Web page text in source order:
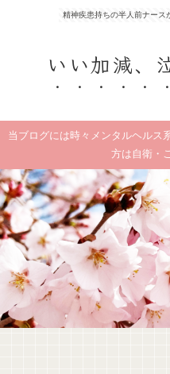
精神疾患持ちの半人前ナース
いい加減、
当ブログには時々メンタルヘルス
方は自衛・